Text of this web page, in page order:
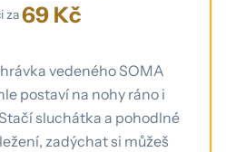
za69 Kč
vedeného SOMA
postaví na nohy ráno i
sluchátka a pohodlné
zadýchat si můžeš